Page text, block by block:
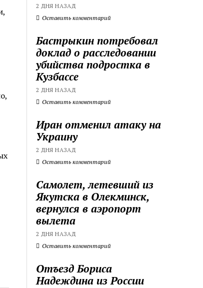
2 ДНЯ НАЗАД
Оставить комментарий
Бастрыкин потребовал
доклад о расследовании
убийства подростка в
Кузбассе
2 ДНЯ НАЗАД
Оставить комментарий
Иран отменил атаку на
Украину
2 ДНЯ НАЗАД
Оставить комментарий
Самолет, летевший из
Якутска в Олекминск,
вернулся в аэропорт
вылета
2 ДНЯ НАЗАД
Оставить комментарий
Отъезд Бориса
Надеждина из России